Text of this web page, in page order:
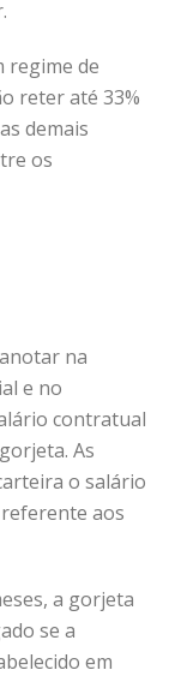
regime de
reter até 33%
demais
os
na
e no
contratual
As
o salário
aos
a gorjeta
se a
em